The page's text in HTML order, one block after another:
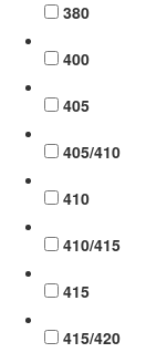
380
400
405
405/410
410
410/415
415
415/420